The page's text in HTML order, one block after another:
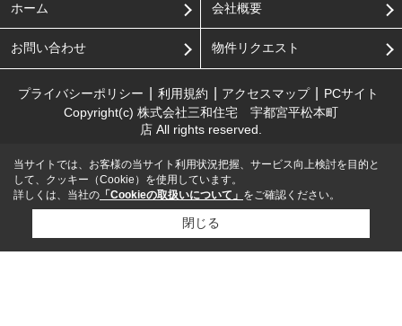
ホーム 会社概要
お問い合わせ 物件リクエスト
プライバシーポリシー 利用規約 アクセスマップ
PCサイト
Copyright(c) 株式会社三和住宅 宇都宮平松本町
店 All rights reserved.
当サイトでは、お客様の当サイト利用状況把握、サービス向上検討を目的と
して、クッキー（Cookie）を使用しています。
詳しくは、当社の 「Cookieの取扱いについて」 をご確認ください。
閉じる